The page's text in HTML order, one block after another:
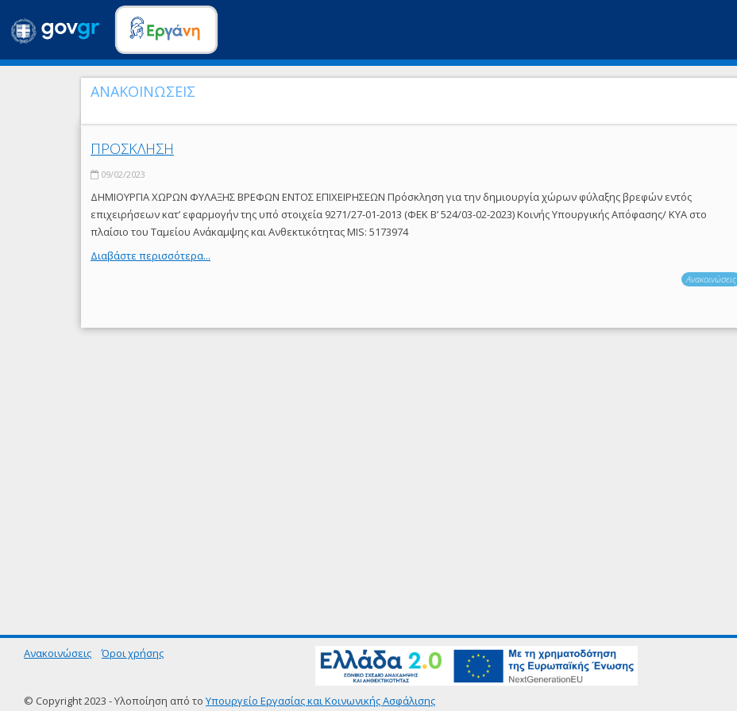
ΑΝΑΚΟΙΝΩΣΕΙΣ
ΠΡΟΣΚΛΗΣΗ
09/02/2023
ΔΗΜΙΟΥΡΓΙΑ ΧΩΡΩΝ ΦΥΛΑΞΗΣ ΒΡΕΦΩΝ ΕΝΤΟΣ ΕΠΙΧΕΙΡΗΣΕΩΝ Πρόσκληση για την δημιουργία χώρων φύλαξης βρεφών εντός
επιχειρήσεων κατ’ εφαρμογήν της υπό στοιχεία 9271/27-01-2013 (ΦΕΚ Β’ 524/03-02-2023) Κοινής Υπουργικής Απόφασης/ ΚΥΑ στο
πλαίσιο του Ταμείου Ανάκαμψης και Ανθεκτικότητας MIS: 5173974
Διαβάστε περισσότερα...
Ανακοινώσεις
Ανακοινώσεις Όροι χρήσης
© Copyright 2023 - Υλοποίηση από το Υπουργείο Εργασίας και Κοινωνικής Ασφάλισης